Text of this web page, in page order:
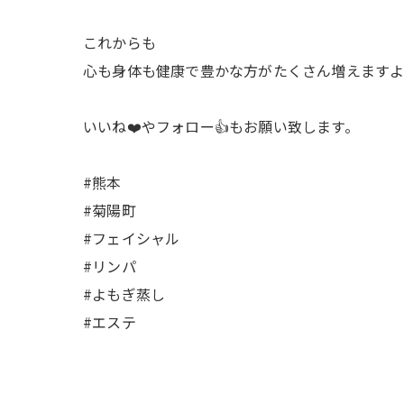
これからも
心も身体も健康で豊かな方がたくさん増えます
いいね❤️やフォロー👍もお願い致します。
#熊本
#菊陽町
#フェイシャル
#リンパ
#よもぎ蒸し
#エステ